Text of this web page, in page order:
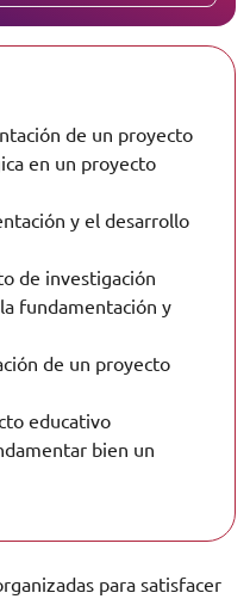
de un proyecto
en un proyecto
y el desarrollo
de investigación
fundamentación y
de un proyecto
educativo
bien un
para satisfacer